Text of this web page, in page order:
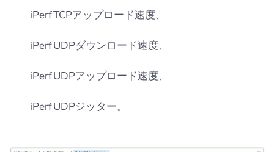
iPerf TCPアップロード速度、
iPerf UDPダウンロード速度、
iPerf UDPアップロード速度、
iPerf UDPジッター。